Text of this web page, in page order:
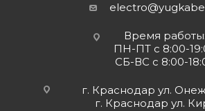
Время работы:
ПН-ПТ с 8:00-
СБ-ВС с 8:00-
г. Краснодар ул.
г. Краснодар ул.